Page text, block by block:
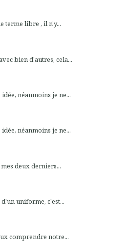
terme libre , il n'y...
bien d'autres, cela...
néanmoins je ne...
néanmoins je ne...
deux derniers...
uniforme, c'est...
comprendre notre...